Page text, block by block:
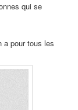
qui se
a pour tous les